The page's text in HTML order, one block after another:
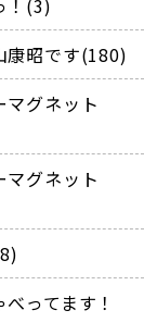
康昭です(180)
マグネット
マグネット
ってます！